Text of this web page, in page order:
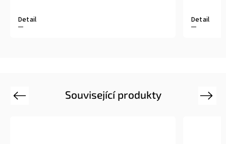
Související produkty
Previous Next
Detail Detail